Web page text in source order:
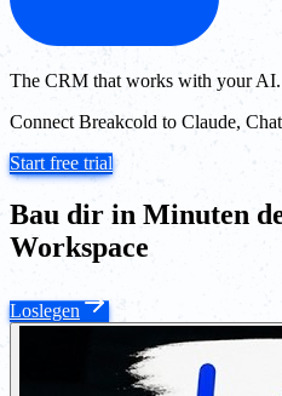
The CRM that works with your AI.
Connect Breakcold to Claude,
Start free trial
Bau dir in Minuten
Workspace
Loslegen